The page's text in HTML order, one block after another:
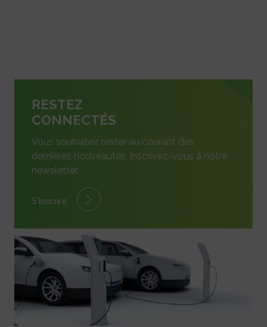
RESTEZ
CONNECTÉS
Vous souhaitez rester au courant des
dernières nouveautés, inscrivez-vous à notre
newsletter.
S'inscrire